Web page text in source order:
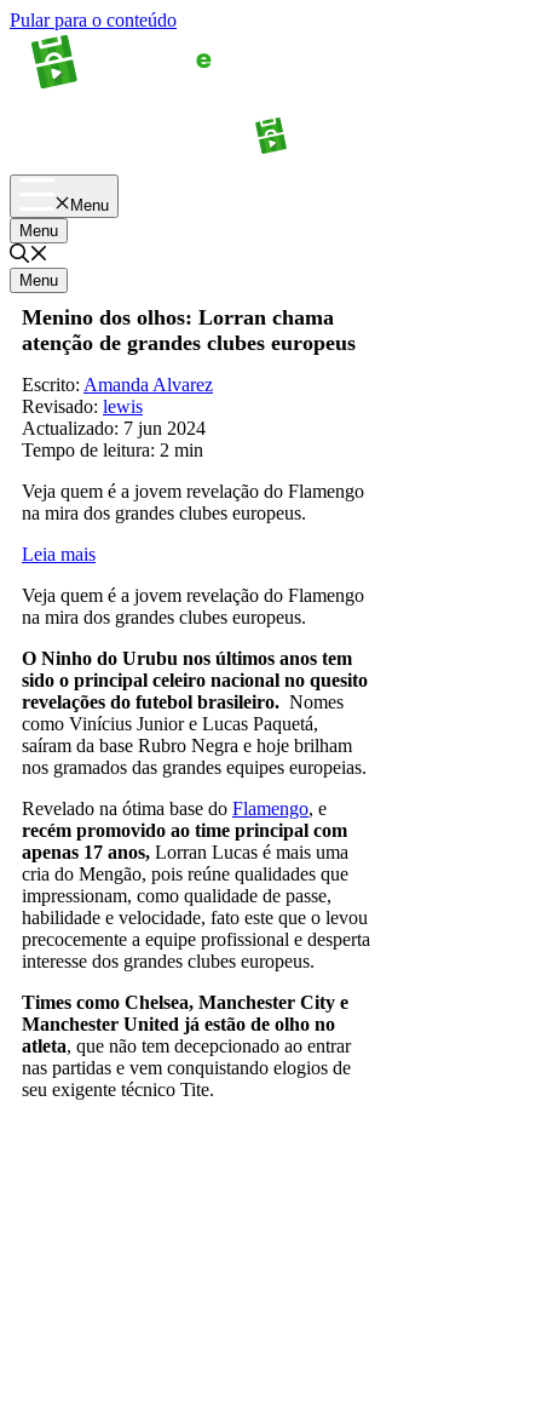
Pular para o conteúdo
Menu
Menu
Menu
Menino dos olhos: Lorran chama
atenção de grandes clubes europeus
Escrito: Amanda Alvarez
Revisado: lewis
Actualizado: 7 jun 2024
Tempo de leitura: 2 min
Veja quem é a jovem revelação do Flamengo
na mira dos grandes clubes europeus.
Leia mais
Veja quem é a jovem revelação do Flamengo
na mira dos grandes clubes europeus.
O Ninho do Urubu nos últimos anos tem
sido o principal celeiro nacional no quesito
revelações do futebol brasileiro. Nomes
como Vinícius Junior e Lucas Paquetá,
saíram da base Rubro Negra e hoje brilham
nos gramados das grandes equipes europeias.
Revelado na ótima base do Flamengo, e
recém promovido ao time principal com
apenas 17 anos, Lorran Lucas é mais uma
cria do Mengão, pois reúne qualidades que
impressionam, como qualidade de passe,
habilidade e velocidade, fato este que o levou
precocemente a equipe profissional e desperta
interesse dos grandes clubes europeus.
Times como Chelsea, Manchester City e
Manchester United já estão de olho no
atleta, que não tem decepcionado ao entrar
nas partidas e vem conquistando elogios de
seu exigente técnico Tite.